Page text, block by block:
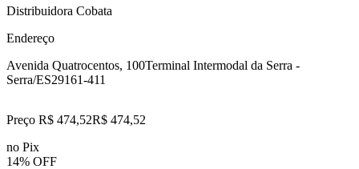
Distribuidora Cobata
Endereço
Avenida Quatrocentos, 100Terminal Intermodal da Serra -
Serra/ES29161-411
Preço R$ 474,52R$ 474,52
no Pix
14% OFF